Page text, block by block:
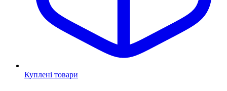
Куплені товари